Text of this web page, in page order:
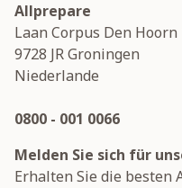
Allprepare
Laan Corpus Den Hoorn
9728 JRGroningen
Niederlande
0800 - 001 0066
Melden Sie sich für
Erhalten Sie die besten